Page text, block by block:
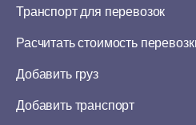
Транспорт для перевозок
Расчитать стоимость
Добавить груз
Добавить транспорт